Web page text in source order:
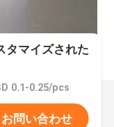
タマイズされた
0.1-0.25/pcs
お問い合わせ